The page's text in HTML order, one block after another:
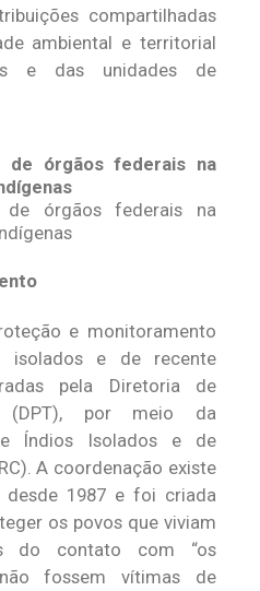
compartilhadas
ambiental e territorial
e das unidades de
órgãos federais na
e monitoramento
isolados e de recente
pela Diretoria de
(DPT), por meio da
Índios Isolados e de
A coordenação existe
desde 1987 e foi criada
os povos que viviam
do contato com “os
fossem vítimas de